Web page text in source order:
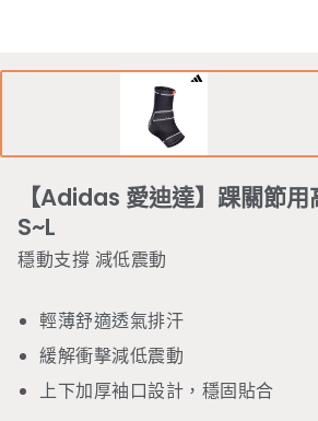
【Adidas 愛迪達】踝關節
S~L
穩動支撐 減低震動
輕薄舒適透氣排汗
緩解衝擊減低震動
上下加厚袖口設計，穩固貼合